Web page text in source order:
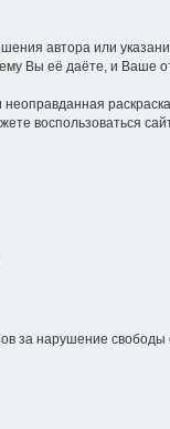
автора или
Вы её даёте, и Ваше
раскраска
воспользоваться
за нарушение свободы